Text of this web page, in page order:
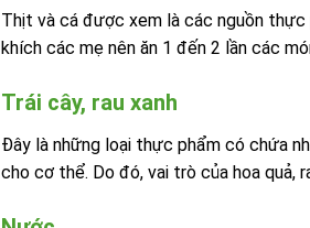
Thịt và cá được xem là các nguồn thực
khích các mẹ nên ăn 1 đến 2 lần các
Trái cây, rau xanh
Đây là những loại thực phẩm có chứa
cho cơ thể. Do đó, vai trò của hoa quả,